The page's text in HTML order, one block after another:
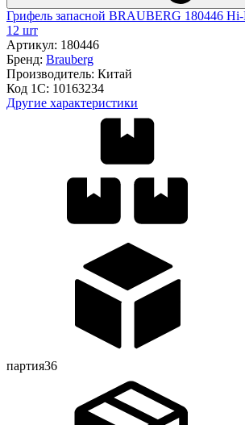
Грифель запасной BRAUBERG 180446
12 шт
Артикул: 180446
Бренд: Brauberg
Производитель: Китай
Код 1С: 10163234
Другие характеристики
партия36